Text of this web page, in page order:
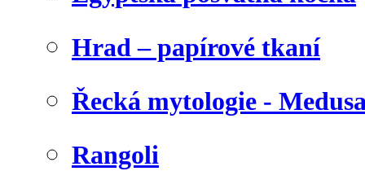
Hrad – papírové tkaní
Řecká mytologie -
Rangoli